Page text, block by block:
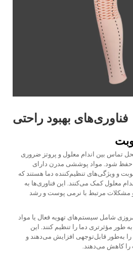
فناوری‌های بهبود راحتی
تماس بین اندام معلول و پروتز ضروری
حفظ شود. مواد پوششی مدرن دارای
و ویژگی‌های تنظیم‌کننده دما هستند که
معلول کمک می‌کنند. این فناوری‌ها به
مشکلات مرتبط با نرمی پوست و رشد
شامل سیستم‌های تهویه فعال یا مواد
طور مؤثرتری دما را تنظیم کنند. این
را به‌طور قابل‌توجهی افزایش می‌دهند و
کاهش می‌دهند.